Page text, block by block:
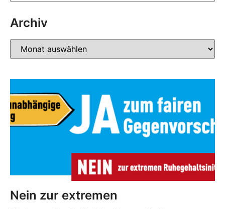
Archiv
Nein zur extremen